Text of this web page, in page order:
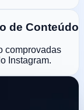
de Conteúdo
comprovadas
Instagram.